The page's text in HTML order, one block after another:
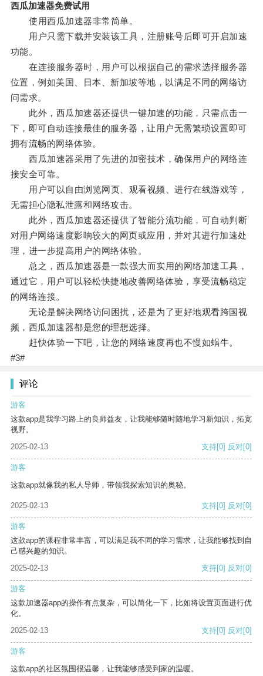
西瓜加速器免费试用
使用西瓜加速器非常简单。
用户只需下载并安装该工具，注册账号后即可开启加速
功能。
在连接服务器时，用户可以根据自己的需求选择服务器
位置，例如美国、日本、新加坡等地，以满足不同的网络访
问需求。
此外，西瓜加速器还提供一键加速的功能，只需点击一
下，即可自动连接最佳的服务器，让用户无需繁琐设置即可
拥有流畅的网络体验。
西瓜加速器采用了先进的加密技术，确保用户的网络连
接安全可靠。
用户可以自由浏览网页、观看视频、进行在线游戏等，
无需担心隐私泄露和网络攻击。
此外，西瓜加速器还提供了智能分流功能，可自动判断
对用户网络速度影响较大的网页或应用，并对其进行加速处
理，进一步提高用户的网络体验。
总之，西瓜加速器是一款强大而实用的网络加速工具，
通过它，用户可以轻松快捷地改善网络体验，享受流畅稳定
的网络连接。
无论是解决网络访问困扰，还是为了更好地观看跨国视
频，西瓜加速器都是您的理想选择。
赶快体验一下吧，让您的网络速度再也不慢如蜗牛。
#3#
评论
游客
这款app是我学习路上的良师益友，让我能够随时随地学习新知识，拓宽
视野。
2025-02-13
支持[0] 反对[0]
游客
这款app就像我的私人导师，带领我探索知识的奥秘。
2025-02-13 支持[0] 反对[0]
游客
这款app的课程非常丰富，可以满足我不同的学习需求，让我能够找到自
己感兴趣的知识。
2025-02-13
支持[0] 反对[0]
游客
这款加速器app的操作有点复杂，可以简化一下，比如将设置页面进行优
化。
2025-02-13
支持[0] 反对[0]
游客
这款app的社区氛围很温馨，让我能够感受到家的温暖。